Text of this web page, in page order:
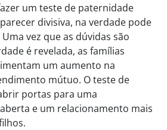
um teste de paternidade
divisiva, na verdade pode
vez que as dúvidas são
é revelada, as famílias
um aumento na
mútuo. O teste de
portas para uma
e um relacionamento mais